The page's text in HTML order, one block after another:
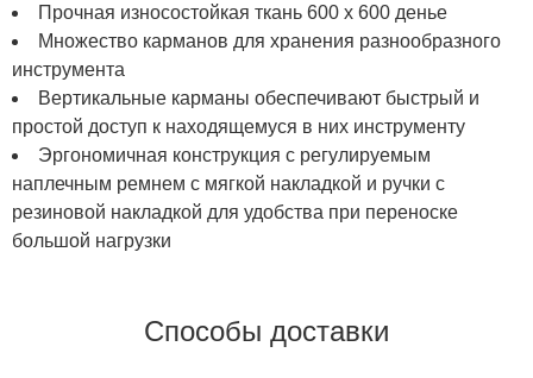
Прочная износостойкая ткань 600 х 600 денье
Множество карманов для хранения разнообразного
инструмента
Вертикальные карманы обеспечивают быстрый и
простой доступ к находящемуся в них инструменту
Эргономичная конструкция с регулируемым
наплечным ремнем с мягкой накладкой и ручки с
резиновой накладкой для удобства при переноске
большой нагрузки
Способы доставки